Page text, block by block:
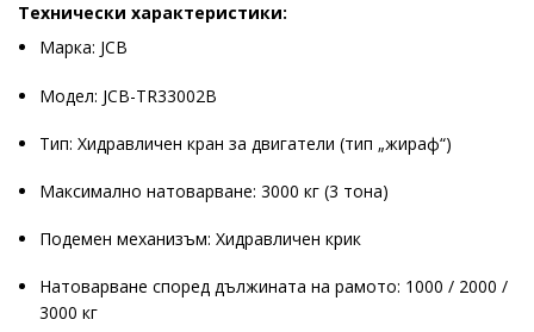
Технически характеристики:
Марка: JCB
Модел: JCB-TR33002B
Тип: Хидравличен кран за двигатели (тип „жираф“)
Максимално натоварване: 3000 кг (3 тона)
Подемен механизъм: Хидравличен крик
Натоварване според дължината на рамото: 1000 / 2000 /
3000 кг